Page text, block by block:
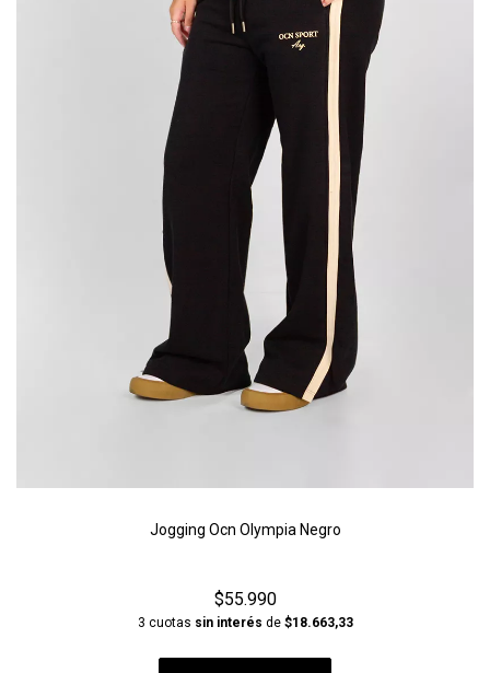
Jogging Ocn Olympia Negro
$55.990
3 cuotas sin interés de $18.663,33